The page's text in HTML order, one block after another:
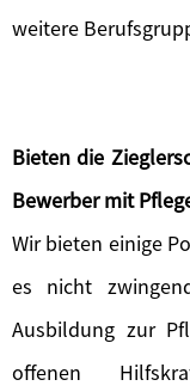
weitere
Bieten die
Bewerber mit
Wir bieten einige
es nicht
Ausbildung zur
offenen